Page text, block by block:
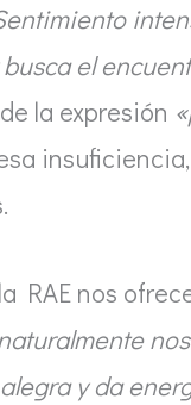
el
la expresión
RAE nos
y da